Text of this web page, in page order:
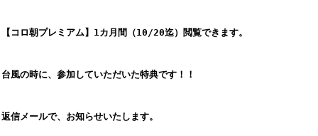
【コロ朝プレミアム】1カ月間（10/20迄）閲覧できます。
台風の時に、参加していただいた特典です！！
返信メールで、お知らせいたします。